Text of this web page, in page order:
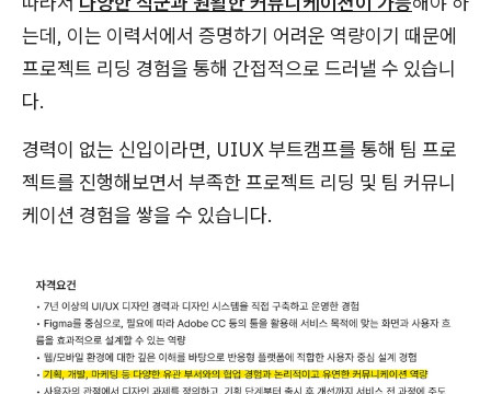
는데, 이는 이력서에서 증명하기 어려운 역량이기 때문에
프로젝트 리딩 경험을 통해 간접적으로 드러낼 수 있습니
다.
경력이 없는 신입이라면, UIUX 부트캠프를 통해 팀 프로
젝트를 진행해보면서 부족한 프로젝트 리딩 및 팀 커뮤니
케이션 경험을 쌓을 수 있습니다.